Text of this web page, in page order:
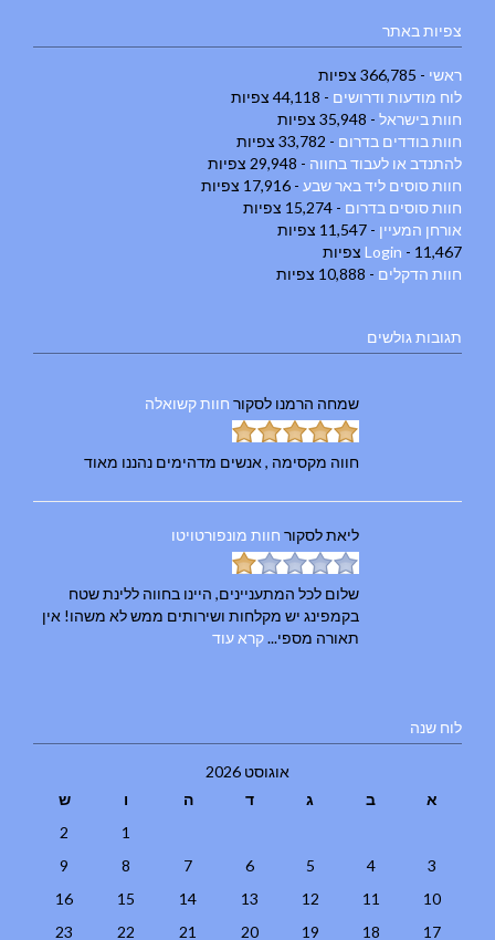
צפיות באתר
ראשי - 366,785 צפיות
לוח מודעות ודרושים - 44,118 צפיות
חוות בישראל - 35,948 צפיות
חוות בודדים בדרום - 33,782 צפיות
להתנדב או לעבוד בחווה - 29,948 צפיות
חוות סוסים ליד באר שבע - 17,916 צפיות
חוות סוסים בדרום - 15,274 צפיות
אורחן המעיין - 11,547 צפיות
Login - 11,467 צפיות
חוות הדקלים - 10,888 צפיות
תגובות גולשים
שמחה הרמנו לסקור חוות קשואלה
חווה מקסימה , אנשים מדהימים נהננו מאוד
ליאתלסקור חוות מונפורטויטו
שלום לכל המתעניינים, היינו בחווה ללינת שטח
בקמפינג יש מקלחות ושירותים ממש לא משהו! אין
תאורה מספי...קרא עוד
לוח שנה
אוגוסט 2026
א
ב ג ד ה ו
ש
1
2
3
4
5
6
7
8
9
10
11
12
13
14
15
16
17
18
19
20
21
22
23